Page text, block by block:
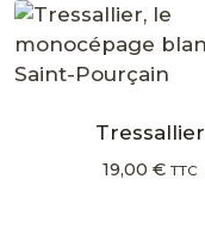
Tressallier
19,00 € TTC